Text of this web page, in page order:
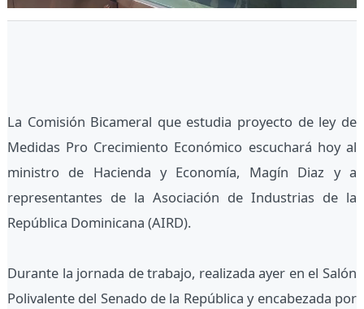
La Comisión Bicameral que estudia proyecto de ley de
Medidas Pro Crecimiento Económico escuchará hoy al
ministro de Hacienda y Economía, Magín Diaz y a
representantes de la Asociación de Industrias de la
República Dominicana (AIRD).
Durante la jornada de trabajo, realizada ayer en el Salón
Polivalente del Senado de la República y encabezada por